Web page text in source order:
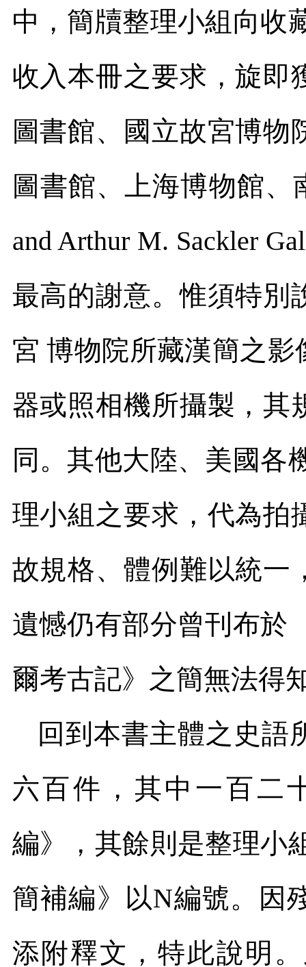
中，簡牘整理小組向收
收入本冊之要求，旋即
圖書館、國立故宮博物
圖書館、上海博物館、
and Arthur M. Sackler
最高的謝意。惟須特別
宮 博物院所藏漢簡之
器或照相機所攝製，其
同。其他大陸、美國各
理小組之要求，代為拍
故規格、體例難以統一
遺憾仍有部分曾刊布於
爾考古記》之簡無法得
回到本書主體之史語
六百件，其中一百二
編》，其餘則是整理小
簡補編》以N編號。因
添附釋文，特此說明